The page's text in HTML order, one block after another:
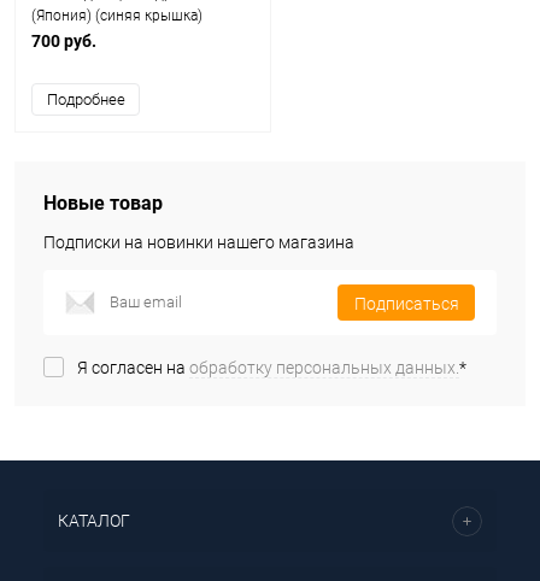
(Япония) (синяя крышка)
700 руб.
Подробнее
Новые товар
Подписки на новинки нашего магазина
Подписаться
Я согласен на обработку персональных данных.*
КАТАЛОГ